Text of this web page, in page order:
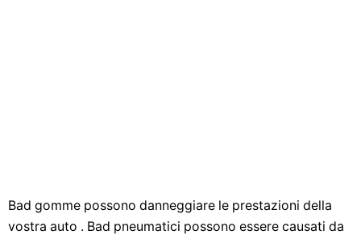
Bad gomme possono danneggiare le prestazioni della
vostra auto . Bad pneumatici possono essere causati da